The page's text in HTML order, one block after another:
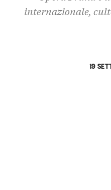
internazionale,
19